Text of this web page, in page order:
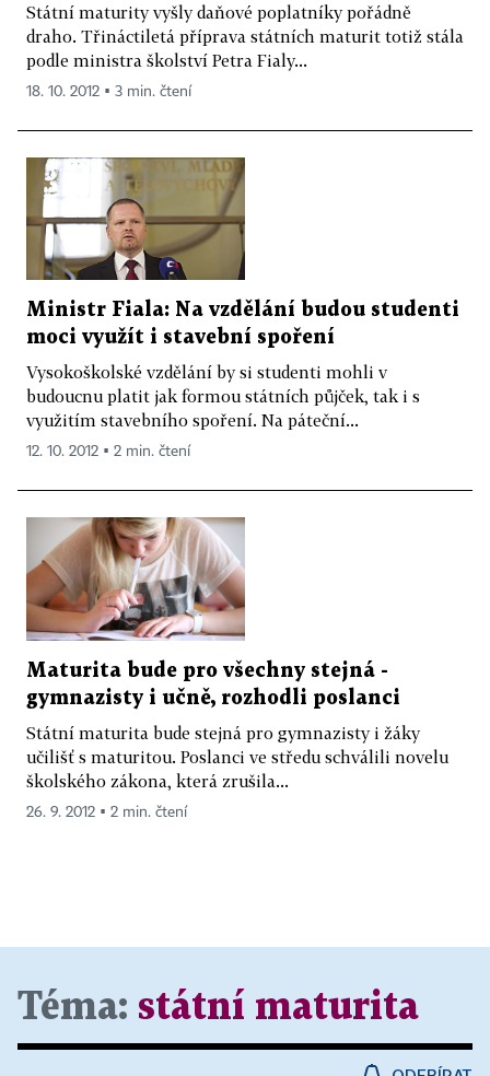
Státní maturity vyšly daňové poplatníky pořádně
draho. Třináctiletá příprava státních maturit totiž stála
podle ministra školství Petra Fialy...
18. 10. 2012 ▪ 3 min. čtení
Ministr Fiala: Na vzdělání budou studenti
moci využít i stavební spoření
Vysokoškolské vzdělání by si studenti mohli v
budoucnu platit jak formou státních půjček, tak i s
využitím stavebního spoření. Na páteční...
12. 10. 2012 ▪ 2 min. čtení
Maturita bude pro všechny stejná -
gymnazisty i učně, rozhodli poslanci
Státní maturita bude stejná pro gymnazisty i žáky
učilišť s maturitou. Poslanci ve středu schválili novelu
školského zákona, která zrušila...
26. 9. 2012 ▪ 2 min. čtení
Téma: státní maturita